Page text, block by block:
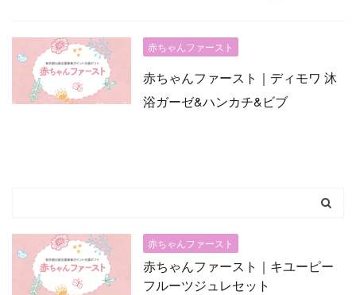
赤ちゃんファースト
赤ちゃんファースト｜ディモワ 沐
浴ガーゼ&ハンカチ&ビブ
赤ちゃんファースト
赤ちゃんファースト｜キユーピー
フルーツジュレセット